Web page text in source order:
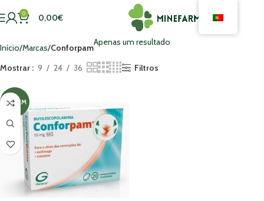
0 0,00€
Início Marcas Conforpam
Apenas um resultado
Mostrar 9 24 36 Filtros
MNSRM